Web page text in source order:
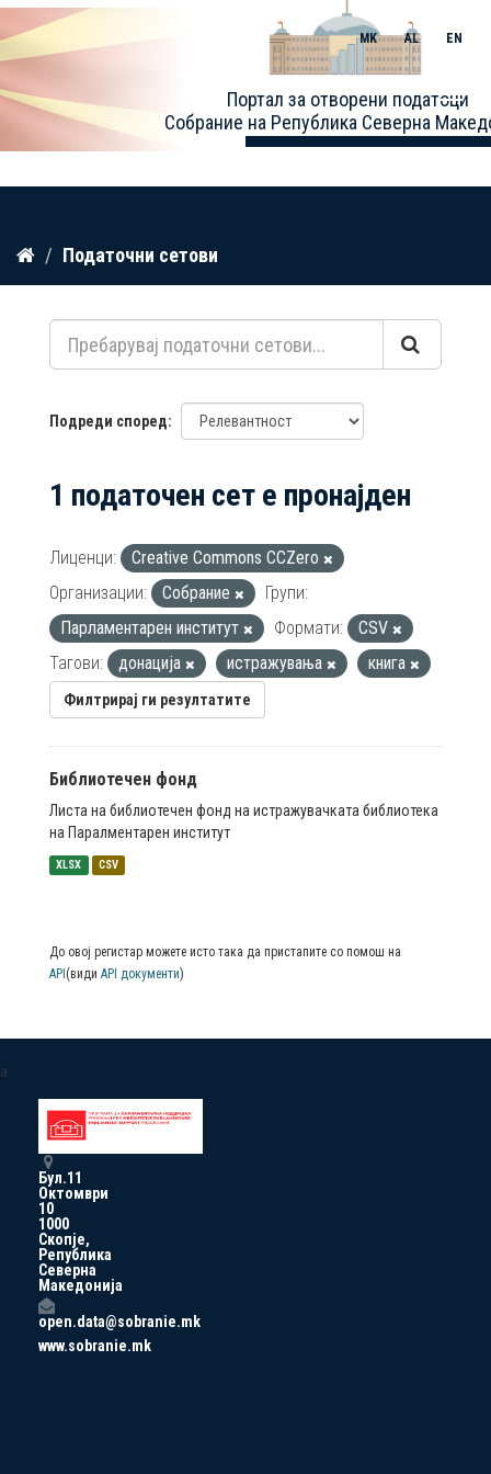
Прескокнете
содржина
Портал за отворени податоци
Собрание на Република Северна
MK AL EN
Toggle
Податочни сетови
Подреди според
1 податочен сет е пронајден
Лиценци:
Creative Commons CCZero
Организации:
Собрание
Групи:
Парламентарен институт
Формати:
CSV
Тагови:
донација истражувања книга
Филтрирај ги резултатите
Библиотечен фонд
Листа на библиотечен фонд на истражувачката библиотека
на Паралментарен институт
XLSX CSV
До овој регистар можете исто така да пристапите со помош на
API (види API документи)
a
Бул.11
Октомври
10
1000
Скопје,
Република
Северна
Македонија
open.data@sobranie.mk
www.sobranie.mk